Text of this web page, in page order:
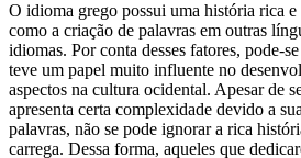
O idioma grego possui uma história rica
como a criação de palavras em outras
idiomas. Por conta desses fatores, pode-
teve um papel muito influente no
aspectos na cultura ocidental. Apesar de
apresenta certa complexidade devido a
palavras, não se pode ignorar a rica
carrega. Dessa forma, aqueles que